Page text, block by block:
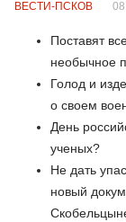
ВЕСТИ-ПСКОВ
Поставят
необычное
Голод и
о своем
День
ученых?
Не дать
новый